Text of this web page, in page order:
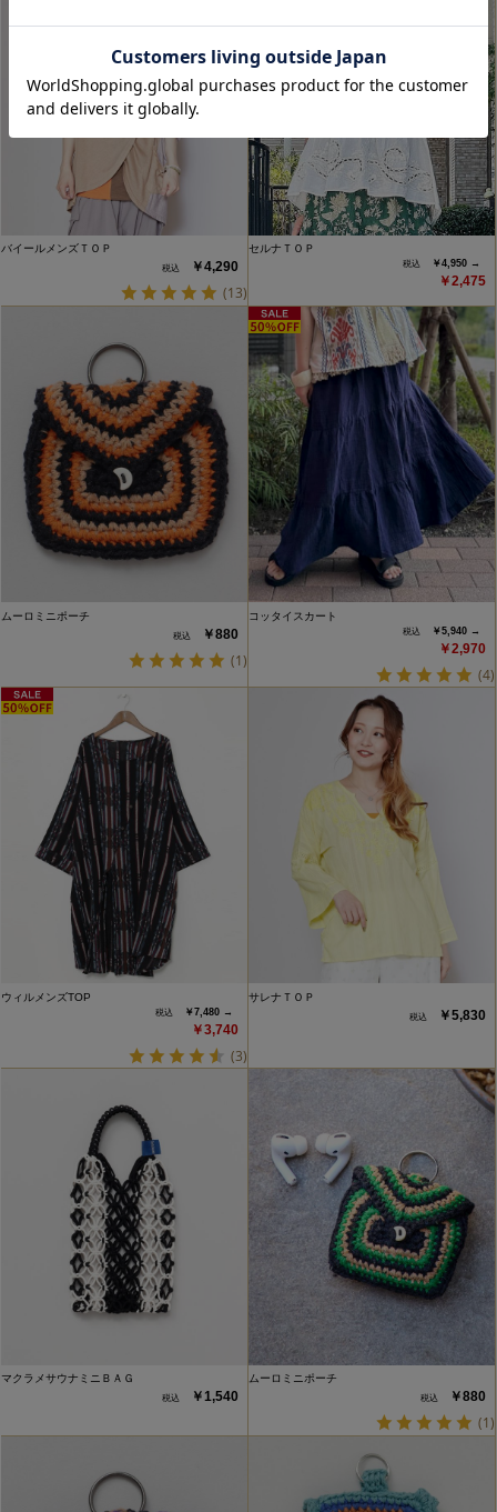
バイールメンズＴＯＰ
￥4,290
(13)
セルナＴＯＰ
￥4,950 →
￥2,475
ムーロミニポーチ
￥880
(1)
コッタイスカート
￥5,940 →
￥2,970
(4)
ウィルメンズTOP
￥7,480 →
￥3,740
(3)
サレナＴＯＰ
￥5,830
マクラメサウナミニＢＡＧ
￥1,540
ムーロミニポーチ
￥880
(1)